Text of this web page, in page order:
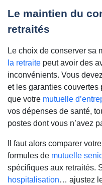
Le maintien du
retraités
Le choix de conserver sa
la retraite peut avoir des
inconvénients. Vous
et les garanties couvertes
que votre mutuelle
vos dépenses de santé,
postes dont vous n’avez
Il faut alors comparer
formules de mutuelle
spécifiques aux retraités.
hospitalisation… ajustez